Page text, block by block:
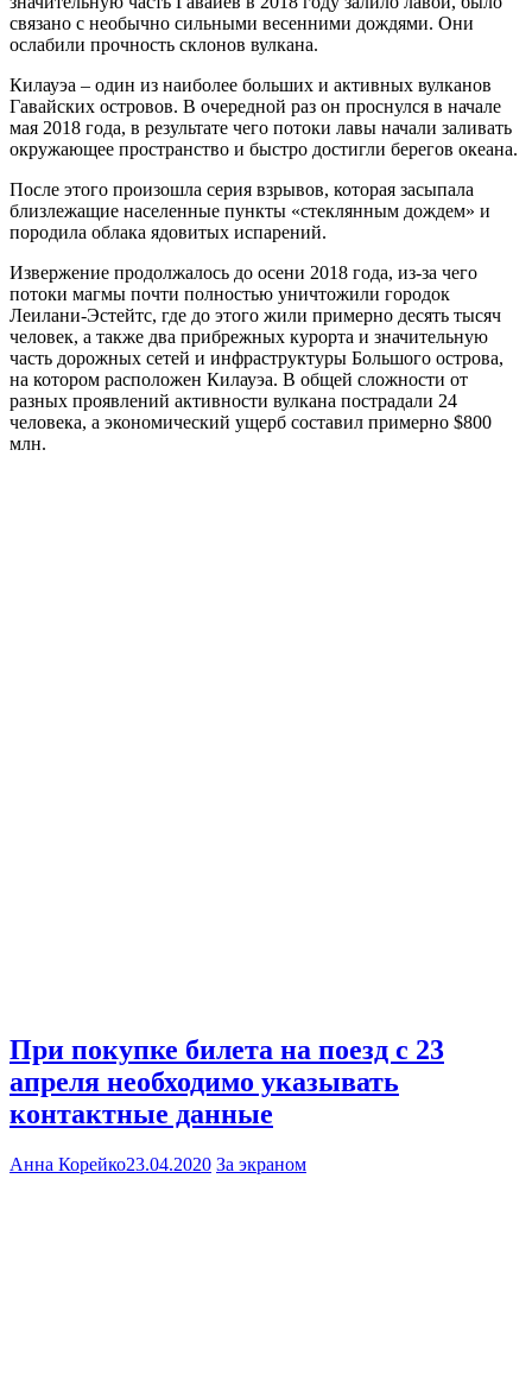
связано с необычно сильными весенними дождями. Они
ослабили прочность склонов вулкана.
Килауэа – один из наиболее больших и активных вулканов
Гавайских островов. В очередной раз он проснулся в начале
мая 2018 года, в результате чего потоки лавы начали заливать
окружающее пространство и быстро достигли берегов океана.
После этого произошла серия взрывов, которая засыпала
близлежащие населенные пункты «стеклянным дождем» и
породила облака ядовитых испарений.
Извержение продолжалось до осени 2018 года, из-за чего
потоки магмы почти полностью уничтожили городок
Леилани-Эстейтс, где до этого жили примерно десять тысяч
человек, а также два прибрежных курорта и значительную
часть дорожных сетей и инфраструктуры Большого острова,
на котором расположен Килауэа. В общей сложности от
разных проявлений активности вулкана пострадали 24
человека, а экономический ущерб составил примерно $800
млн.
При покупке билета на поезд с 23
апреля необходимо указывать
контактные данные
Анна Корейко23.04.2020 За экраном